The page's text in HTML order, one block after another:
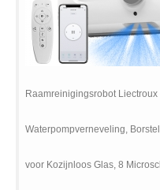
Raamreinigingsrobot
Waterpompverneveling,
voor Kozijnloos Glas, 8